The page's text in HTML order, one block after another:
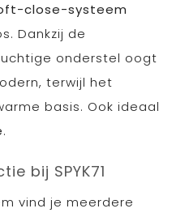
close-systeem
Dankzij de
onderstel oogt
terwijl het
basis. Ook ideaal
.
bij SPYK71
vind je meerdere